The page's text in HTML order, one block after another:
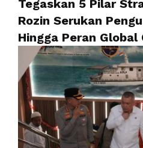
Tegaskan 5 Pilar
Rozin Serukan
Hingga Peran Global